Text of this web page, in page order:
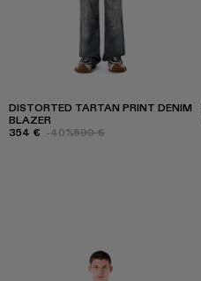
DISTORTED TARTAN PRINT DENIM
BLAZER
354 € -40%590 €